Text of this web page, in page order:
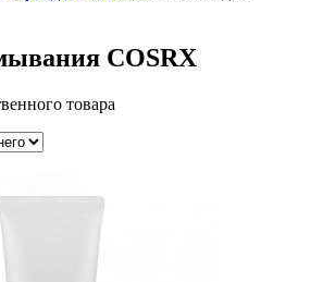
COSRX
товара